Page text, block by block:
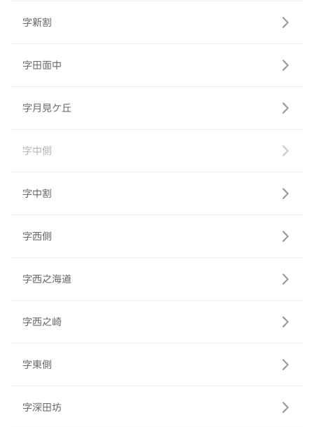
字新割
字田面中
字月見ケ丘
字中側
字中割
字西側
字西之海道
字西之崎
字東側
字深田坊